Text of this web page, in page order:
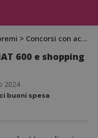
> Concorsi con acquisto
600 e shopping
2024
buoni spesa